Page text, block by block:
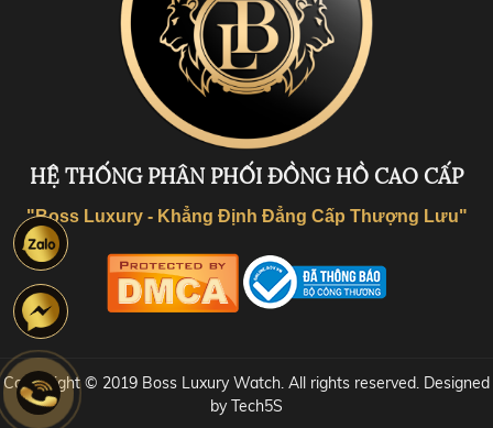
HỆ THỐNG PHÂN PHỐI ĐỒNG HỒ CAO CẤP
"Boss Luxury - Khẳng Định Đẳng Cấp Thượng Lưu"
Coppyright © 2019 Boss Luxury Watch. All rights reserved. Designed
by Tech5S